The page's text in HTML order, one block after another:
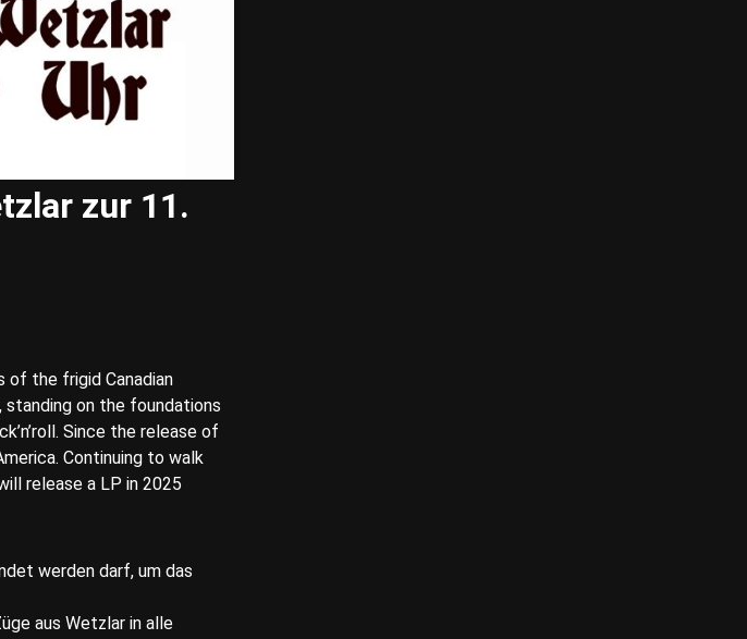
zur 11.
of the frigid Canadian
standing on the foundations
Since the release of
Continuing to walk
release a LP in 2025
werden darf, um das
aus Wetzlar in alle